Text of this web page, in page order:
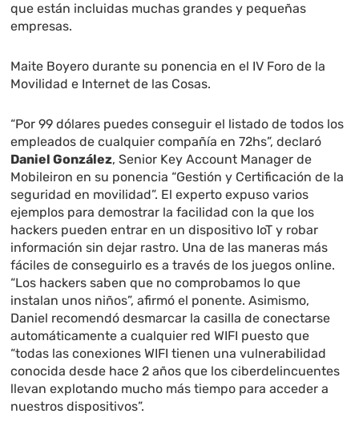
que están incluidas muchas grandes y pequeñas
empresas.
Maite Boyero durante su ponencia en el IV Foro de la
Movilidad e Internet de las Cosas.
“Por 99 dólares puedes conseguir el listado de todos los
empleados de cualquier compañía en 72hs”, declaró
Daniel González, Senior Key Account Manager de
Mobileiron en su ponencia “Gestión y Certificación de la
seguridad en movilidad”. El experto expuso varios
ejemplos para demostrar la facilidad con la que los
hackers pueden entrar en un dispositivo IoT y robar
información sin dejar rastro. Una de las maneras más
fáciles de conseguirlo es a través de los juegos online.
“Los hackers saben que no comprobamos lo que
instalan unos niños”, afirmó el ponente. Asimismo,
Daniel recomendó desmarcar la casilla de conectarse
automáticamente a cualquier red WIFI puesto que
“todas las conexiones WIFI tienen una vulnerabilidad
conocida desde hace 2 años que los ciberdelincuentes
llevan explotando mucho más tiempo para acceder a
nuestros dispositivos”.